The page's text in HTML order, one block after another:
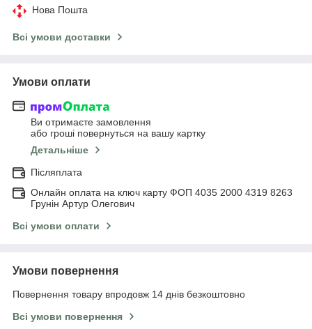
Нова Пошта
Всі умови доставки
Умови оплати
Ви отримаєте замовлення
або гроші повернуться на вашу картку
Детальніше
Післяплата
Онлайн оплата на ключ карту ФОП 4035 2000 4319 8263
Грунін Артур Олегович
Всі умови оплати
Умови повернення
Повернення товару впродовж 14 днів безкоштовно
Всі умови повернення